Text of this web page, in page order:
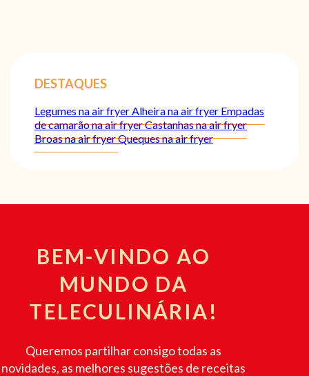
DESTAQUES
Legumes na air fryer Alheira na air fryer Empadas
de camarão na air fryerCastanhas na air fryer
Broas na air fryerQueques na air fryer
BEM-VINDO AO
MUNDO DA
TELECULINÁRIA!
Queremos partilhar consigo todas as
novidades, as melhores sugestões de receitas